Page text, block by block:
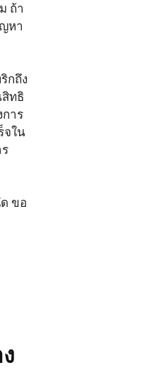
ถ้า
หา
กถึง
ทธิ
าร
จใน
ขอ